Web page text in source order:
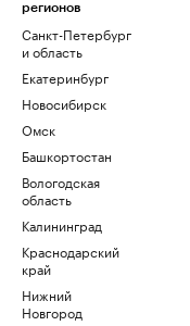
регионов
Санкт-Петербург
и область
Екатеринбург
Новосибирск
Омск
Башкортостан
Вологодская
область
Калининград
Краснодарский
край
Нижний
Новгород